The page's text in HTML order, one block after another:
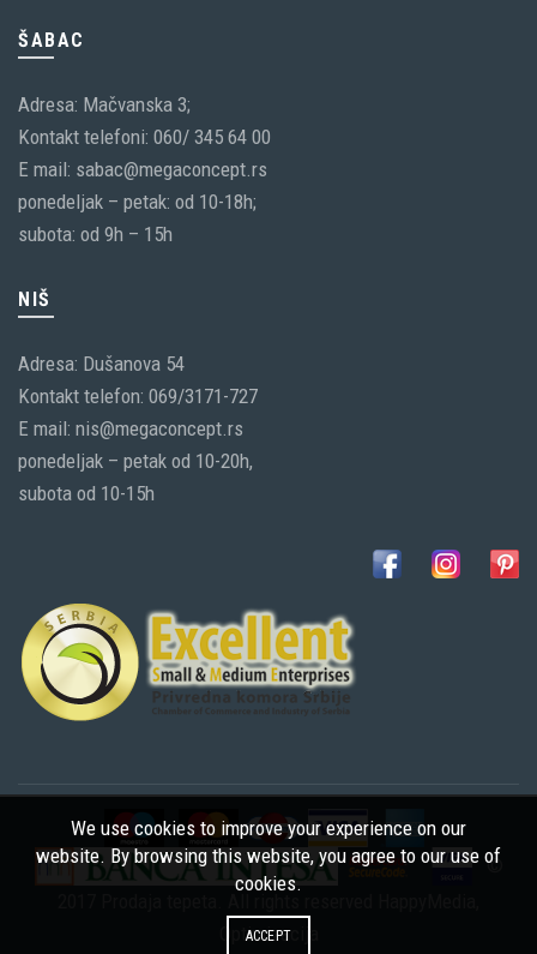
ŠABAC
Adresa: Mačvanska 3;
Kontakt telefoni: 060/ 345 64 00
E mail: sabac@megaconcept.rs
ponedeljak – petak: od 10-18h;
subota: od 9h – 15h
NIŠ
Adresa: Dušanova 54
Kontakt telefon: 069/3171-727
E mail: nis@megaconcept.rs
ponedeljak – petak od 10-20h,
subota od 10-15h
©
Optimizacija
We use cookies to improve your experience on our
website. By browsing this website, you agree to our use of
cookies.
ACCEPT